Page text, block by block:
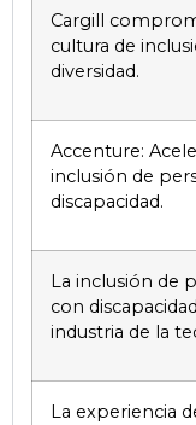
Cargill
cultura de
diversidad.
Accenture:
inclusión de
discapacidad.
La inclusión de
con
industria de la
La experiencia